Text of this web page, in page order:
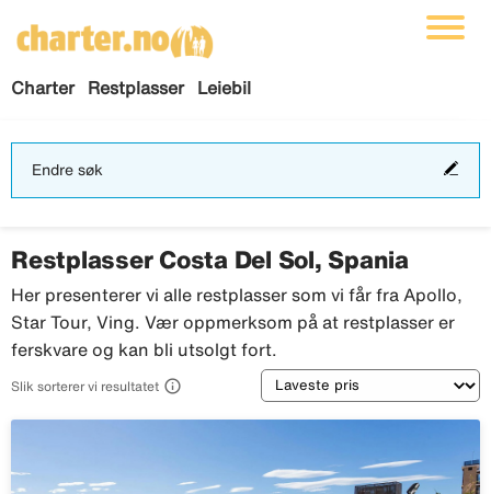
Charter Restplasser Leiebil
Endre søk
Restplasser Costa Del Sol, Spania
Her presenterer vi alle restplasser som vi får fra Apollo,
Star Tour, Ving. Vær oppmerksom på at restplasser er
ferskvare og kan bli utsolgt fort.
Slik sorterer vi resultatet  Sortering